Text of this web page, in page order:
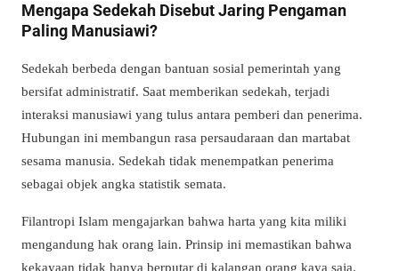
Mengapa Sedekah Disebut Jaring Pengaman
Paling Manusiawi?
Sedekah berbeda dengan bantuan sosial pemerintah yang
bersifat administratif. Saat memberikan sedekah, terjadi
interaksi manusiawi yang tulus antara pemberi dan penerima.
Hubungan ini membangun rasa persaudaraan dan martabat
sesama manusia. Sedekah tidak menempatkan penerima
sebagai objek angka statistik semata.
Filantropi Islam mengajarkan bahwa harta yang kita miliki
mengandung hak orang lain. Prinsip ini memastikan bahwa
kekayaan tidak hanya berputar di kalangan orang kaya saja.